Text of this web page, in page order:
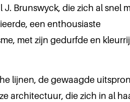
Brunswyck, die zich al snel
een enthousiaste
met zijn gedurfde en
lijnen, de gewaagde
architectuur, die zich in al